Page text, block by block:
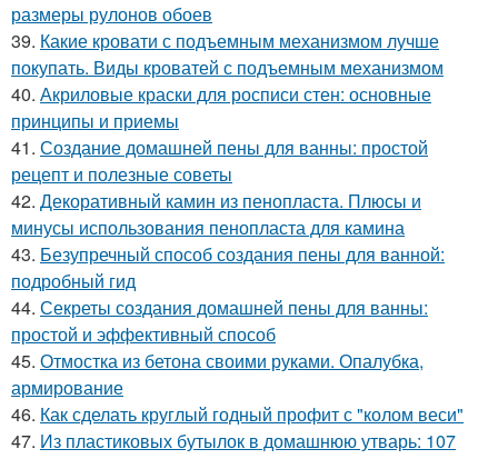
размеры рулонов обоев
39. Какие кровати с подъемным механизмом лучше
покупать. Виды кроватей с подъемным механизмом
40. Акриловые краски для росписи стен: основные
принципы и приемы
41. Создание домашней пены для ванны: простой
рецепт и полезные советы
42. Декоративный камин из пенопласта. Плюсы и
минусы использования пенопласта для камина
43. Безупречный способ создания пены для ванной:
подробный гид
44. Секреты создания домашней пены для ванны:
простой и эффективный способ
45. Отмостка из бетона своими руками. Опалубка,
армирование
46. Как сделать круглый годный профит с "колом веси"
47. Из пластиковых бутылок в домашнюю утварь: 107